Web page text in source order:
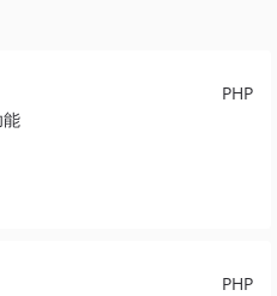
PHP
PHP